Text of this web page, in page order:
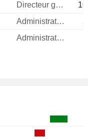
Directeur general
Administrateur
Administrateur